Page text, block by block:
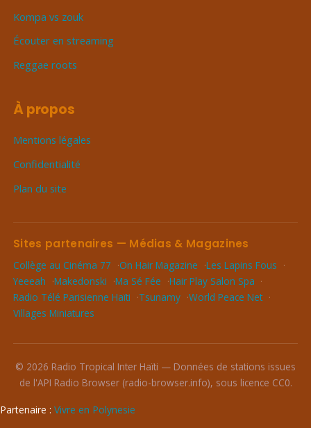
Kompa vs zouk
Écouter en streaming
Reggae roots
À propos
Mentions légales
Confidentialité
Plan du site
Sites partenaires — Médias & Magazines
Collège au Cinéma 77 On Hair Magazine
Les Lapins Fous
Yeeeah
Makedonski Ma Sé Fée
Hair Play Salon Spa
Radio Télé Parisienne Haïti
Tsunamy
World Peace Net
Villages Miniatures
© 2026 Radio Tropical Inter Haïti — Données de stations issues
de l'API Radio Browser (radio-browser.info), sous licence CC0.
Partenaire : Vivre en Polynesie